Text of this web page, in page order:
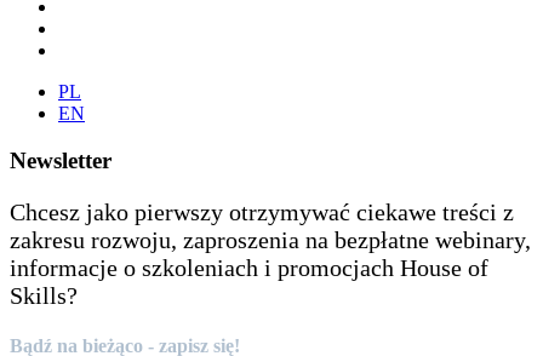
PL
EN
Newsletter
Chcesz jako pierwszy otrzymywać ciekawe treści z
zakresu rozwoju, zaproszenia na bezpłatne webinary,
informacje o szkoleniach i promocjach House of
Skills?
Bądź na bieżąco - zapisz się!